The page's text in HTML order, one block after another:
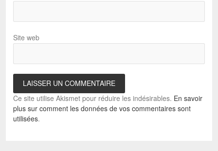
Site web
Ce site utilise Akismet pour réduire les indésirables. En savoir
plus sur comment les données de vos commentaires sont
utilisées.